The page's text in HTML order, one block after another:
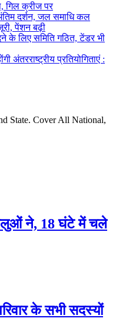
गिल क्रीज पर
दर्शन, जल समाधि कल
पेंशन बढ़ी
के लिए समिति गठित, टेंडर भी
अंतरराष्ट्रीय प्रतियोगिताएं :
State. Cover All National,
ने, 18 घंटे में चले
के सभी सदस्यों